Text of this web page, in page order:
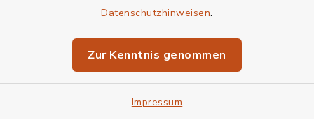
Datenschutzhinweisen.
Zur Kenntnis genommen
Impressum
Impressum
Sitemap